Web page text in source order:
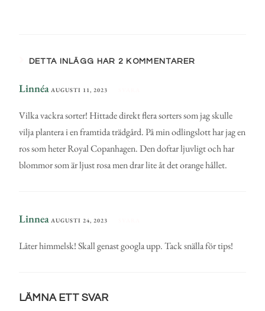
DETTA INLÄGG HAR 2 KOMMENTARER
Linnéa AUGUSTI 11, 2023
Vilka vackra sorter! Hittade direkt flera sorters som jag skulle
vilja plantera i en framtida trädgård. På min odlingslott har jag en
ros som heter Royal Copanhagen. Den doftar ljuvligt och har
blommor som är ljust rosa men drar lite åt det orange hållet.
Linnea AUGUSTI 24, 2023
Låter himmelsk! Skall genast googla upp. Tack snälla för tips!
LÄMNA ETT SVAR